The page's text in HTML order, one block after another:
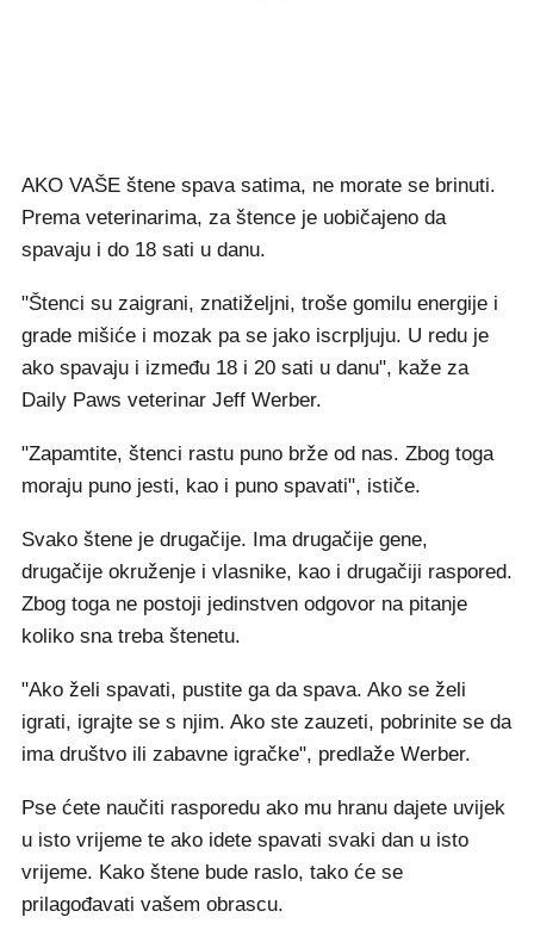
AKO VAŠE štene spava satima, ne morate se brinuti.
Prema veterinarima, za štence je uobičajeno da
spavaju i do 18 sati u danu.
"Štenci su zaigrani, znatiželjni, troše gomilu energije i
grade mišiće i mozak pa se jako iscrpljuju. U redu je
ako spavaju i između 18 i 20 sati u danu", kaže za
Daily Paws veterinar Jeff Werber.
"Zapamtite, štenci rastu puno brže od nas. Zbog toga
moraju puno jesti, kao i puno spavati", ističe.
Svako štene je drugačije. Ima drugačije gene,
drugačije okruženje i vlasnike, kao i drugačiji raspored.
Zbog toga ne postoji jedinstven odgovor na pitanje
koliko sna treba štenetu.
"Ako želi spavati, pustite ga da spava. Ako se želi
igrati, igrajte se s njim. Ako ste zauzeti, pobrinite se da
ima društvo ili zabavne igračke", predlaže Werber.
Pse ćete naučiti rasporedu ako mu hranu dajete uvijek
u isto vrijeme te ako idete spavati svaki dan u isto
vrijeme. Kako štene bude raslo, tako će se
prilagođavati vašem obrascu.